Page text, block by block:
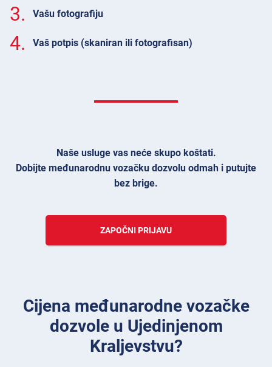
3. Vašu fotografiju
4. Vaš potpis (skaniran ili fotografisan)
Naše usluge vas neće skupo koštati.
Dobijte međunarodnu vozačku dozvolu odmah i putujte
bez brige.
ZAPOČNI PRIJAVU
Cijena međunarodne vozačke
dozvole u Ujedinjenom
Kraljevstvu?